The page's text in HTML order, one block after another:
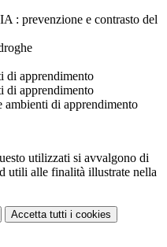
: prevenzione e contrasto del
di apprendimento
di apprendimento
di apprendimento
utilizzati si avvalgono di
utili alle finalità illustrate nella
Accetta tutti i cookies